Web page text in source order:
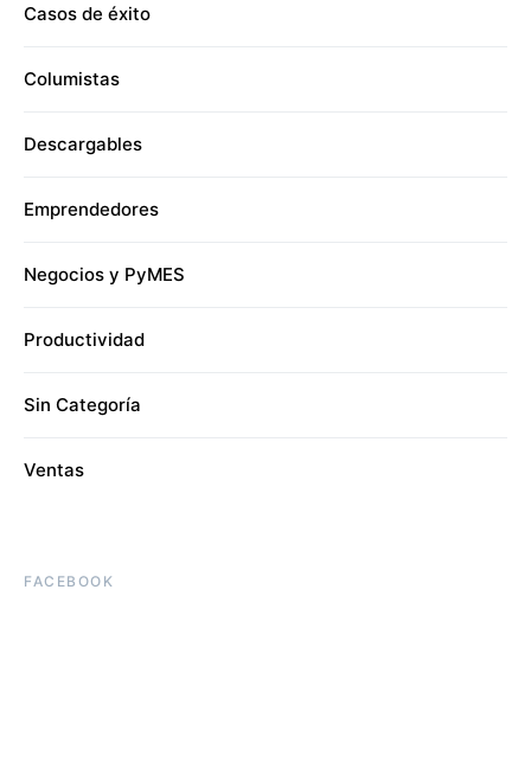
Casos de éxito
Columistas
Descargables
Emprendedores
Negocios y PyMES
Productividad
Sin Categoría
Ventas
FACEBOOK